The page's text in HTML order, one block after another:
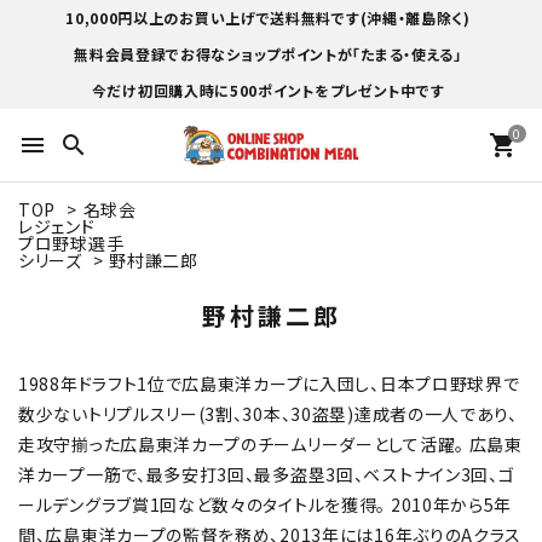
10,000円以上のお買い上げで送料無料です(沖縄・離島除く)
無料会員登録でお得なショップポイントが「たまる・使える」
今だけ初回購入時に500ポイントをプレゼント中です
menu search 0
shopping_cart
TOP > 名球会
レジェンド
プロ野球選手
シリーズ > 野村謙二郎
野村謙二郎
1988年ドラフト1位で広島東洋カープに入団し、日本プロ野球界で
数少ないトリプルスリー(3割、30本、30盗塁)達成者の一人であり、
走攻守揃った広島東洋カープのチームリーダーとして活躍。 広島東
洋カープ一筋で、最多安打3回、最多盗塁3回、ベストナイン3回、ゴ
ールデングラブ賞1回など数々のタイトルを獲得。 2010年から5年
間、広島東洋カープの監督を務め、2013年には16年ぶりのAクラス